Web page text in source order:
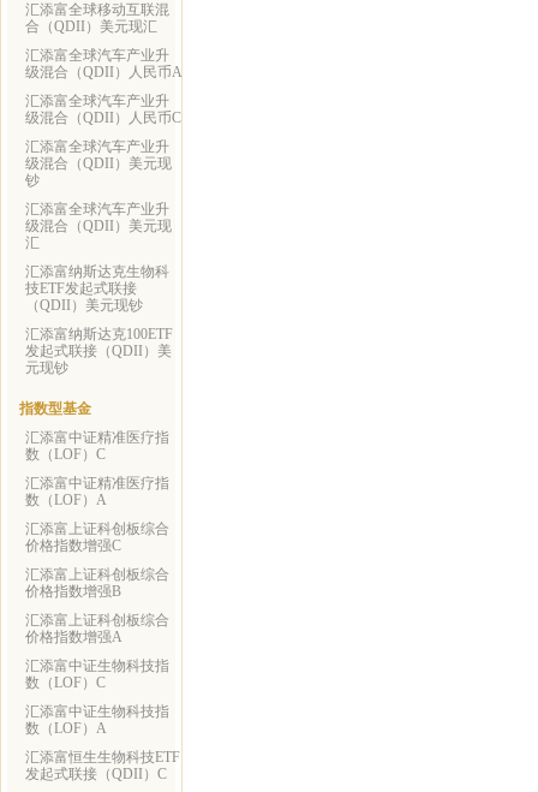
汇添富全球移动互联混
合（QDII）美元现汇
汇添富全球汽车产业升
级混合（QDII）人民币A
汇添富全球汽车产业升
级混合（QDII）人民币C
汇添富全球汽车产业升
级混合（QDII）美元现
钞
汇添富全球汽车产业升
级混合（QDII）美元现
汇
汇添富纳斯达克生物科
技ETF发起式联接
（QDII）美元现钞
汇添富纳斯达克100ETF
发起式联接（QDII）美
元现钞
指数型基金
汇添富中证精准医疗指
数（LOF）C
汇添富中证精准医疗指
数（LOF）A
汇添富上证科创板综合
价格指数增强C
汇添富上证科创板综合
价格指数增强B
汇添富上证科创板综合
价格指数增强A
汇添富中证生物科技指
数（LOF）C
汇添富中证生物科技指
数（LOF）A
汇添富恒生生物科技ETF
发起式联接（QDII）C